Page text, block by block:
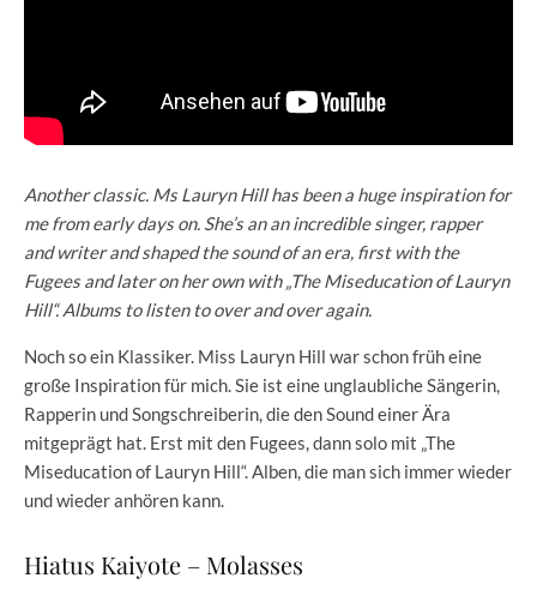
Another classic. Ms Lauryn Hill has been a huge inspiration for
me from early days on. She’s an an incredible singer, rapper
and writer and shaped the sound of an era, first with the
Fugees and later on her own with „The Miseducation of Lauryn
Hill“. Albums to listen to over and over again.
Noch so ein Klassiker. Miss Lauryn Hill war schon früh eine
große Inspiration für mich. Sie ist eine unglaubliche Sängerin,
Rapperin und Songschreiberin, die den Sound einer Ära
mitgeprägt hat. Erst mit den Fugees, dann solo mit „The
Miseducation of Lauryn Hill“. Alben, die man sich immer wieder
und wieder anhören kann.
Hiatus Kaiyote – Molasses